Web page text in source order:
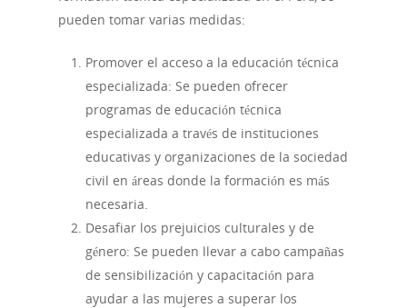
pueden tomar varias medidas:
Promover el acceso a la educación técnica
especializada: Se pueden ofrecer
programas de educación técnica
especializada a través de instituciones
educativas y organizaciones de la sociedad
civil en áreas donde la formación es más
necesaria.
Desafiar los prejuicios culturales y de
género: Se pueden llevar a cabo campañas
de sensibilización y capacitación para
ayudar a las mujeres a superar los